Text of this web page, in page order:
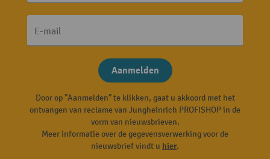
E-mail
Aanmelden
Door op "Aanmelden" te klikken, gaat u akkoord met het
ontvangen van reclame van Jungheinrich PROFISHOP in de
vorm van nieuwsbrieven.
Meer informatie over de gegevensverwerking voor de
nieuwsbrief vindt u hier.